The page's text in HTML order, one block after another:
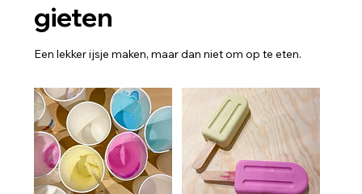
gieten
Een lekker ijsje maken, maar dan niet om op te eten.